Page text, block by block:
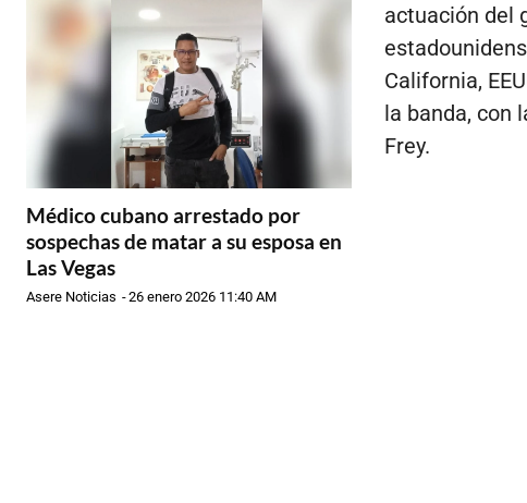
Médico cubano arrestado por
sospechas de matar a su esposa en
Las Vegas
Asere Noticias -26 enero 2026 11:40 AM
actuación del
California,
la banda, con
Frey.